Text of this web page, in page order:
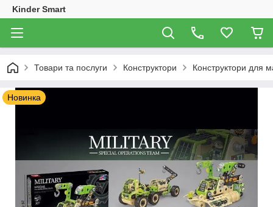
Kinder Smart
Товари та послуги Конструктори Конструктори для
Новинка